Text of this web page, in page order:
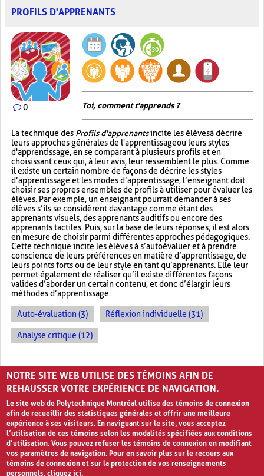
PROFILS D'APPRENANTS
0 Toi, comment t'apprends ?
La technique des Profils d'apprenantsincite les élèves à décrire
leurs approches générales de l'apprentissage ou leurs styles
d'apprentissage, en se comparant à plusieurs profils et en
choisissant ceux qui, à leur avis, leur ressemblent le plus. Comme
il existe un certain nombre de façons de décrire les styles
d’apprentissage et les modes d’apprentissage, l’enseignant doit
choisir ses propres ensembles de profils à utiliser pour évaluer les
élèves. Par exemple, un enseignant pourrait demander à ses
élèves s’ils se considèrent davantage comme étant des
apprenants visuels, des apprenants auditifs ou encore des
apprenants tactiles. Puis, sur la base de leurs réponses, il est alors
en mesure de choisir parmi différentes approches pédagogiques.
Cette technique incite les élèves à s’autoévaluer et à prendre
conscience de leurs préférences en matière d’apprentissage, de
leurs points forts ou de leur style en tant qu’apprenants. Elle leur
permet également de réaliser qu’il existe différentes façons
valides d’aborder un certain contenu, et donc d’élargir leurs
méthodes d’apprentissage.
Auto-évaluation (3) Réflexion individuelle (31)
Analyse critique (12)
PAGES
« ‹ 1 2 3
NOTRE SITE WEB UTILISE DES TÉMOINS AFIN DE
REHAUSSER VOTRE EXPÉRIENCE DE NAVIGATION.
Le site web de Polytechnique Montréal utilise des témoins de connexion
afin de recueillir des statistiques générales et offrir une meilleure
expérience à ses visiteurs. En naviguant sur le site, vous acceptez
l’utilisation de ces témoins selon les modalités spécifiées aux conditions
d’utilisation. Vous pouvez refuser les témoins de connexion en modifiant
vos paramètres de navigation. Pour en savoir plus sur le recours aux
témoins de connexion et sur la protection de vos renseignements
personnels,cliquez ici.